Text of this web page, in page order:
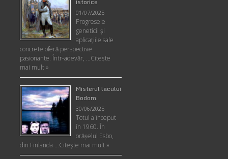
01/07/2025
Progresele
geneticii şi
aplicaţiile sale
concrete oferă perspective
pasionante. Într-adevăr, …Citește
mai mult »
Misterul lacului
Bodom
30/06/2025
Totul a început
în 1960. În
orășelul Esbo,
din Finlanda …Citește mai mult »